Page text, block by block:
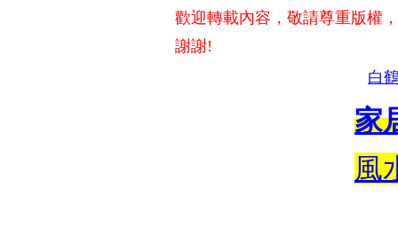
歡迎轉載內容，敬請尊重版權
謝謝!
白
家
風